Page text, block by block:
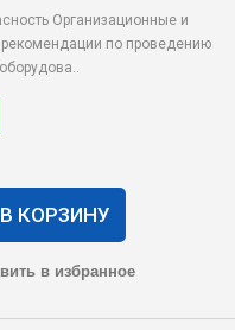
Организационные и
по проведению
В КОРЗИНУ
в избранное